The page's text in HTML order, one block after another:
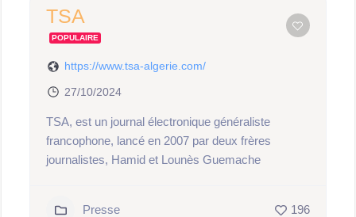
TSA
POPULAIRE
https://www.tsa-algerie.com/
27/10/2024
TSA, est un journal électronique généraliste
francophone, lancé en 2007 par deux frères
journalistes, Hamid et Lounès Guemache
Presse 196